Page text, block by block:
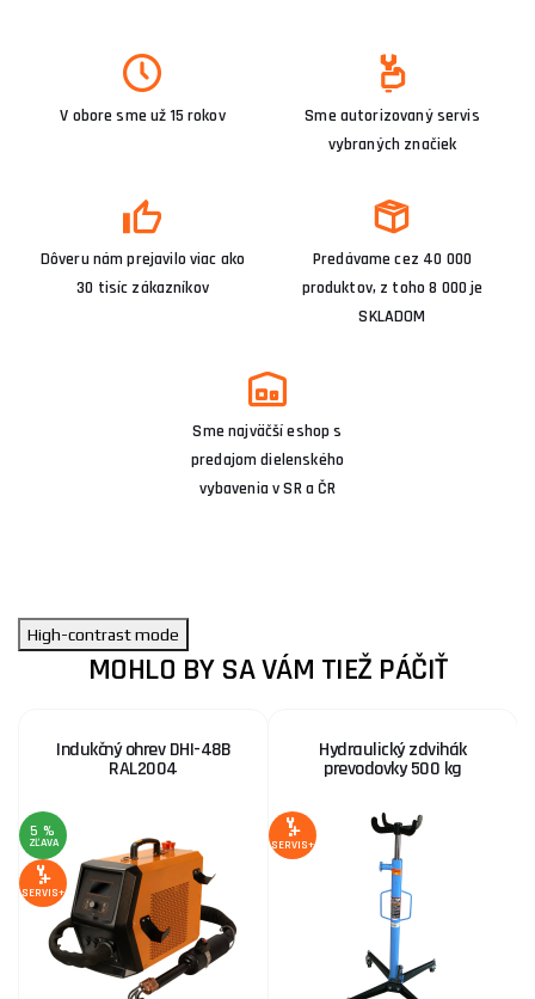
V obore sme už 15 rokov
Sme autorizovaný servis
vybraných značiek
Dôveru nám prejavilo viac ako
30 tisíc zákazníkov
Predávame cez 40 000
produktov, z toho 8 000 je
SKLADOM
Sme najväčší eshop s
predajom dielenského
vybavenia v SR a ČR
High-contrast mode
MOHLO BY SA VÁM TIEŽ PÁČIŤ
Indukčný ohrev DHI-48B
RAL2004
5 %
ZĽAVA
SERVIS+
Hydraulický zdvihák
prevodovky 500 kg
SERVIS+